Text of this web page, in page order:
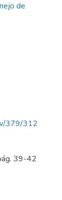
de
379/312
39-42